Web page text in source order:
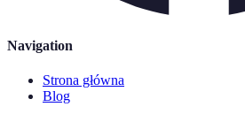
Navigation
Strona główna
Blog